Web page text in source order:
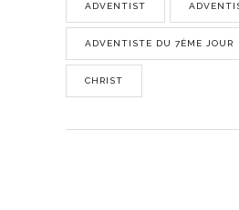
ADVENTIST
ADVENTISTE DU 7ÈME JOUR
CHRIST